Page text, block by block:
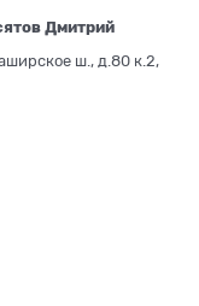
Дмитрий
ш., д.80 к.2,